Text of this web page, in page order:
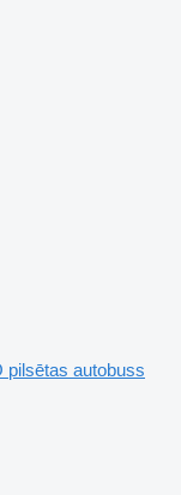
pilsētas autobuss